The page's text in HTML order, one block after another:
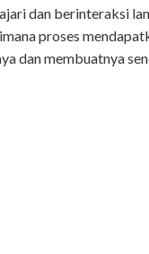
dan berinteraksi
proses
dan membuatnya